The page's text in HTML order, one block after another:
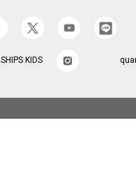
SHIPS KIDS